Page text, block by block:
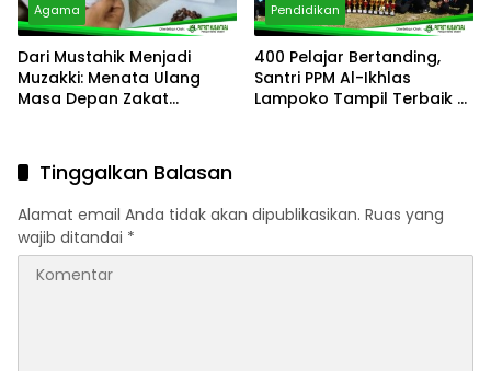
Agama
Dari Mustahik Menjadi
Muzakki: Menata Ulang
Masa Depan Zakat
Pendidikan
400 Pelajar Bertanding,
Santri PPM Al-Ikhlas
Lampoko Tampil Terbaik di
Tinggalkan Balasan
Alamat email Anda tidak akan dipublikasikan. Ruas yang
wajib ditandai *